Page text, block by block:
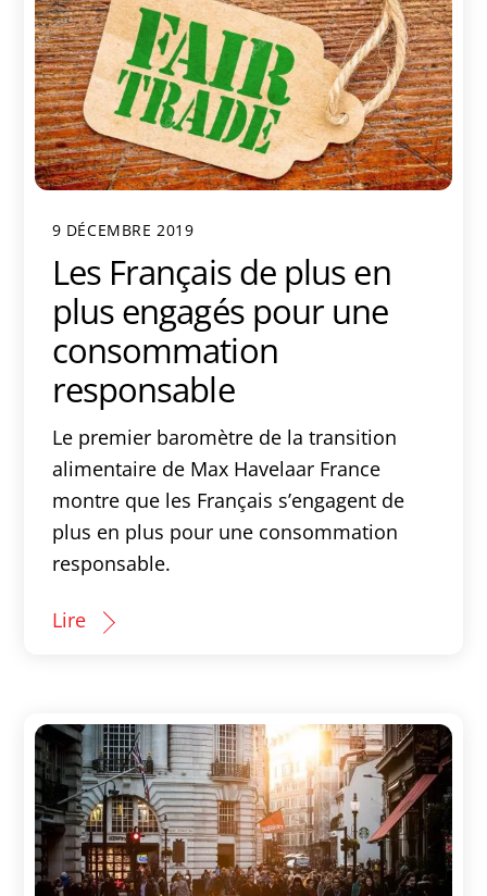
9 DÉCEMBRE 2019
Les Français de plus en
plus engagés pour une
consommation
responsable
Le premier baromètre de la transition
alimentaire de Max Havelaar France
montre que les Français s’engagent de
plus en plus pour une consommation
responsable.
Lire